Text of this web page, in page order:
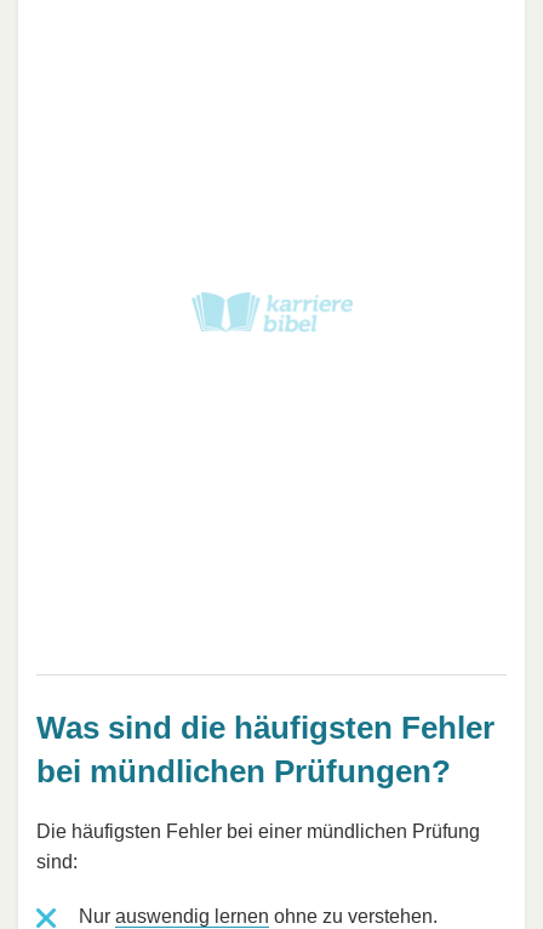
Was sind die häufigsten Fehler
bei mündlichen Prüfungen?
Die häufigsten Fehler bei einer mündlichen Prüfung
sind:
Nur auswendig lernen ohne zu verstehen.